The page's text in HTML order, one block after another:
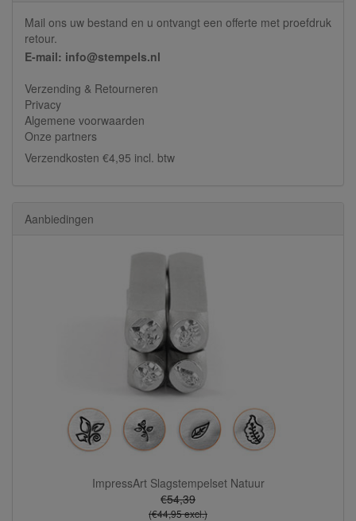
Mail ons uw bestand en u ontvangt een offerte met proefdruk
retour.
E-mail: info@stempels.nl
Verzending & Retourneren
Privacy
Algemene voorwaarden
Onze partners
Verzendkosten €4,95 incl. btw
Aanbiedingen
ImpressArt Slagstempelset Natuur
€54,39
(€44,95 excl.)